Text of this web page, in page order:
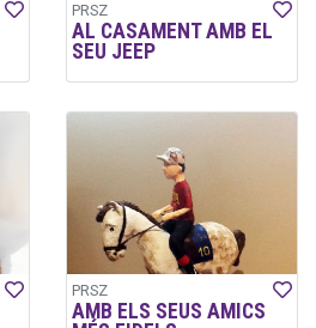
PRSZ
AL CASAMENT AMB EL
SEU JEEP
PRSZ
AMB ELS SEUS AMICS